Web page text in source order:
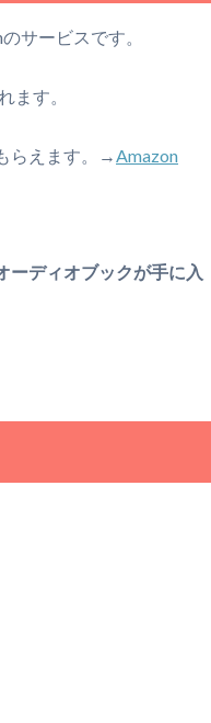
サービスです。
ます。
らえます。→ Amazon
ーディオブックが手に入